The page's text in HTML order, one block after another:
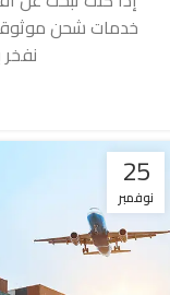
خدمات شحن موثوقة
25
نوفمبر